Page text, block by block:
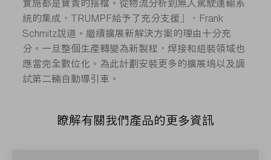
實施都是寶貴的搭檔。從物流分析到無人駕駛運輸系
統的集成，TRUMPF給予了充分支援」，Frank
Schmitz說道。繼續擴展新解決方案的理由十分充
分。一旦整個生產轉變為新製程，焊接和組裝領域也
應當完全數位化。為此計劃安裝更多的擴展塢以及調
試第二輛自動導引車。
瞭解有關我們產品的更多資訊